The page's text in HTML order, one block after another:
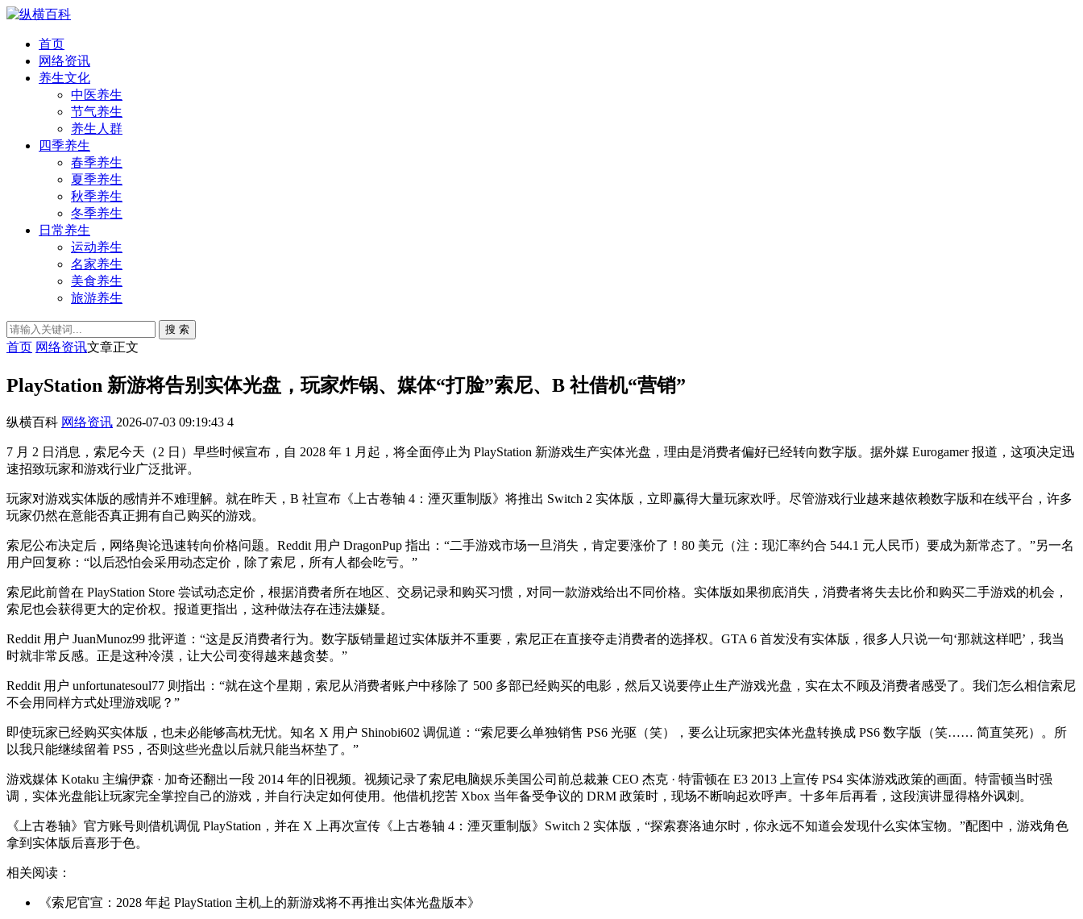
首页
网络资讯
养生文化
中医养生
节气养生
养生人群
四季养生
春季养生
夏季养生
秋季养生
冬季养生
日常养生
运动养生
名家养生
美食养生
旅游养生
搜 索
首页 网络资讯文章正文
PlayStation 新游将告别实体光盘，玩家炸锅、媒体“打脸”索尼、B 社借机“营销”
纵横百科 网络资讯 2026-07-03 09:19:43 4
7 月 2 日消息，索尼今天（2 日）早些时候宣布，自 2028 年 1 月起，将全面停止为 PlayStation 新游戏生产实体光盘，理由是消费者偏好已经转向数字版。据外媒 Eurogamer 报道，这项决定迅
速招致玩家和游戏行业广泛批评。
玩家对游戏实体版的感情并不难理解。就在昨天，B 社宣布《上古卷轴 4：湮灭重制版》将推出 Switch 2 实体版，立即赢得大量玩家欢呼。尽管游戏行业越来越依赖数字版和在线平台，许多
玩家仍然在意能否真正拥有自己购买的游戏。
索尼公布决定后，网络舆论迅速转向价格问题。Reddit 用户 DragonPup 指出：“二手游戏市场一旦消失，肯定要涨价了！80 美元（注：现汇率约合 544.1 元人民币）要成为新常态了。”另一名
用户回复称：“以后恐怕会采用动态定价，除了索尼，所有人都会吃亏。”
索尼此前曾在 PlayStation Store 尝试动态定价，根据消费者所在地区、交易记录和购买习惯，对同一款游戏给出不同价格。实体版如果彻底消失，消费者将失去比价和购买二手游戏的机会，
索尼也会获得更大的定价权。报道更指出，这种做法存在违法嫌疑。
Reddit 用户 JuanMunoz99 批评道：“这是反消费者行为。数字版销量超过实体版并不重要，索尼正在直接夺走消费者的选择权。GTA 6 首发没有实体版，很多人只说一句‘那就这样吧’，我当
时就非常反感。正是这种冷漠，让大公司变得越来越贪婪。”
Reddit 用户 unfortunatesoul77 则指出：“就在这个星期，索尼从消费者账户中移除了 500 多部已经购买的电影，然后又说要停止生产游戏光盘，实在太不顾及消费者感受了。我们怎么相信索尼
不会用同样方式处理游戏呢？”
即使玩家已经购买实体版，也未必能够高枕无忧。知名 X 用户 Shinobi602 调侃道：“索尼要么单独销售 PS6 光驱（笑），要么让玩家把实体光盘转换成 PS6 数字版（笑…… 简直笑死）。所
以我只能继续留着 PS5，否则这些光盘以后就只能当杯垫了。”
游戏媒体 Kotaku 主编伊森 · 加奇还翻出一段 2014 年的旧视频。视频记录了索尼电脑娱乐美国公司前总裁兼 CEO 杰克 · 特雷顿在 E3 2013 上宣传 PS4 实体游戏政策的画面。特雷顿当时强
调，实体光盘能让玩家完全掌控自己的游戏，并自行决定如何使用。他借机挖苦 Xbox 当年备受争议的 DRM 政策时，现场不断响起欢呼声。十多年后再看，这段演讲显得格外讽刺。
《上古卷轴》官方账号则借机调侃 PlayStation，并在 X 上再次宣传《上古卷轴 4：湮灭重制版》Switch 2 实体版，“探索赛洛迪尔时，你永远不知道会发现什么实体宝物。”配图中，游戏角色
拿到实体版后喜形于色。
相关阅读：
《索尼官宣：2028 年起 PlayStation 主机上的新游戏将不再推出实体光盘版本》